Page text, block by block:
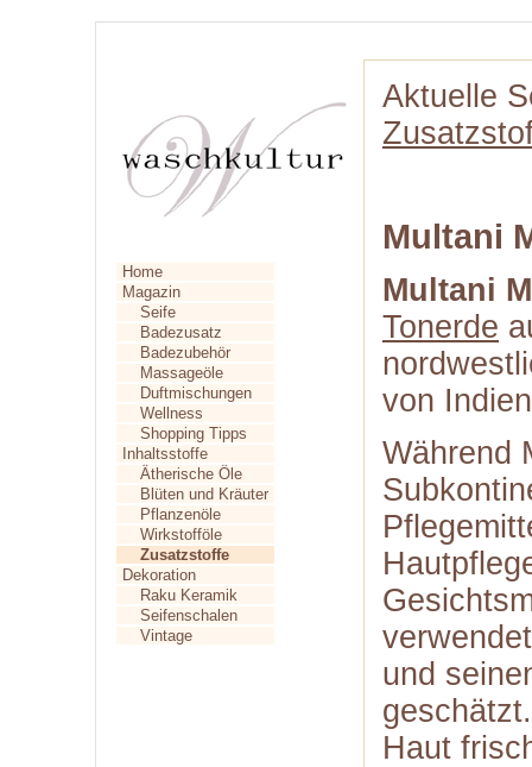
Home
Magazin
Seife
Badezusatz
Badezubehör
Massageöle
Duftmischungen
Wellness
Shopping Tipps
Inhaltsstoffe
Ätherische Öle
Blüten und Kräuter
Pflanzenöle
Wirkstofföle
Zusatzstoffe
Dekoration
Raku Keramik
Seifenschalen
Vintage
Aktuelle
Multani
Multani
Tonerde
von
Während
und
Haut